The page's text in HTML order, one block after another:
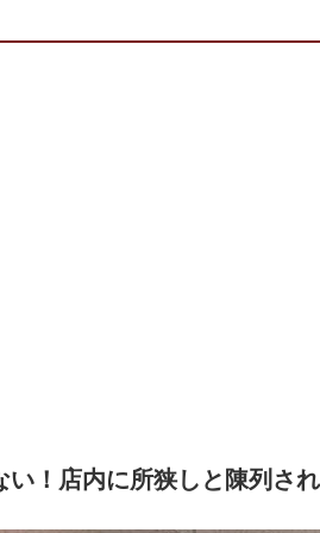
い！店内に所狭しと陳列さ